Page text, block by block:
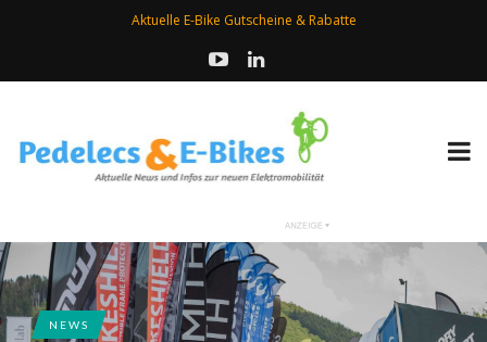
Aktuelle E-Bike Gutscheine & Rabatte
NEWS